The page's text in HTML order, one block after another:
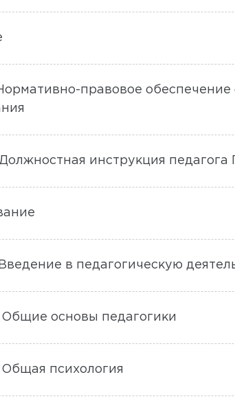
Нормативно-правовое
Должностная инструкция педагога
Введение в педагогическую
Общие основы педагогики
Общая психология